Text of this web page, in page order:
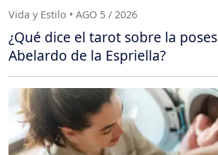
Vida y Estilo • AGO 5 / 2026
¿Qué dice el tarot sobre la
Abelardo de la Espriella?